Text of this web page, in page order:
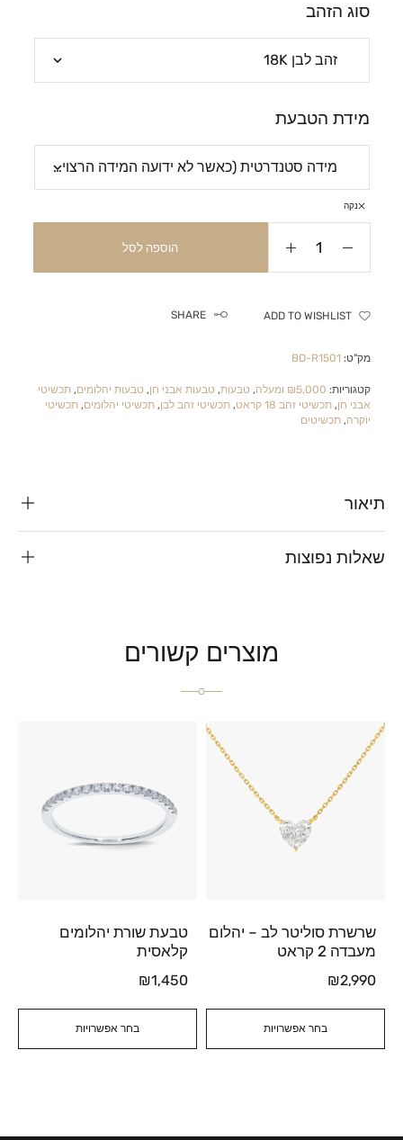
סוג הזהב
מידת הטבעת
נקה
הוספה לסל
ADD TO WISHLIST
SHARE
מק"ט: BD-R1501
קטגוריות: ₪5,000 ומעלה , טבעות, טבעות אבני חן, טבעות יהלומים,תכשיטי
אבני חן,תכשיטי זהב 18 קראט ,תכשיטי זהב לבן,תכשיטי יהלומים,תכשיטי
יוקרה,תכשיטים
תיאור
שאלות נפוצות
מוצרים קשורים
בחר אפשרויות
שרשרת סוליטר לב – יהלום
מעבדה 2 קראט
₪2,990
בחר אפשרויות
טבעת שורת יהלומים
קלאסית
₪1,450